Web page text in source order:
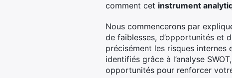
comment cet instrument
Nous commencerons par
de faiblesses, d’opportunités et
précisément les risques internes
identifiés grâce à l’analyse
opportunités pour renforcer